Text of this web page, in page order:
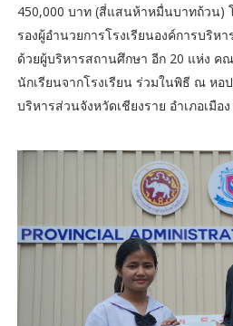
450,000 บาท (สี่แสนห้าหมื่นบาทถ้วน)
รองผู้อำนวยการโรงเรียนองค์การบริห
ด้วยผู้บริหารสถานศึกษา อีก 20 แห่ง ค
นักเรียนจากโรงเรียน ร่วมในพิธี ณ หอ
บริหารส่วนจังหวัดเชียงราย อำเภอเมือ